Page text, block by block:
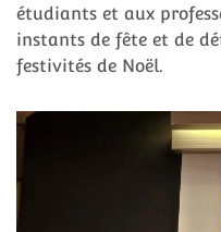
étudiants et aux
instants de fête et de
festivités de Noël.